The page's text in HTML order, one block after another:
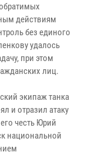
действиям
без единого
удалось
при этом
лиц.
экипаж танка
и отразил атаку
честь Юрий
национальной